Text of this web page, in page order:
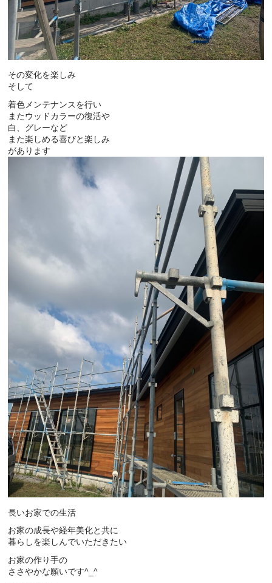
その変化を楽しみ
そして
着色メンテナンスを行い
またウッドカラーの復活や
白、グレーなど
また楽しめる喜びと楽しみ
があります
長いお家での生活
お家の成長や経年美化と共に
暮らしを楽しんでいただきたい
お家の作り手の
ささやかな願いです^_^